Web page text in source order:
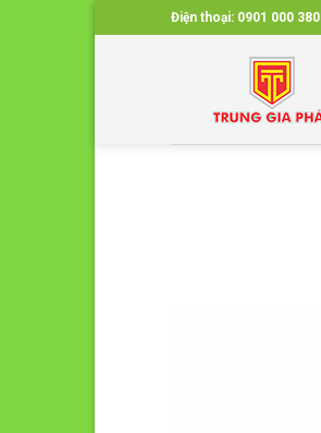
to
Điện thoại: 0901 000 380